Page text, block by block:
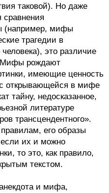
таковой). Но даже
сравнения
(например, мифы
трагедии в
это различие
Мифы рождают
имеющие ценность
открывающейся в мифе
тайну, недосказанное,
литературе
трансцендентного».
его образы
их и можно
то это, как правило,
текстом.
и мифа,